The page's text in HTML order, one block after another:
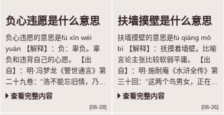
负心违愿是什么意思
负心违愿的意思是fù xīn wéi
yuàn 【解释】：负：辜负。辜
负和违背自己的心愿。 【出
自】：明·冯梦龙《警世通言》第
二十九卷：“浩不能忘旧情，乃遣
惠寂密告莺曰：‘浩非负心，实被
季父所逼，复与孙氏结亲，负心
查看完整内容
[06-28]
扶墙摸壁是什么意思
扶墙摸壁的意思是fú qiáng mō
bì 【解释】：抚摸着墙壁。比喻
言论主张比较软弱平庸。 【出
自】：明·施耐庵《水浒全传》第
三十回：“这两个鸟男女，正在缸
里扶墙摸壁扎挣。”
查看完整内容
[06-26]